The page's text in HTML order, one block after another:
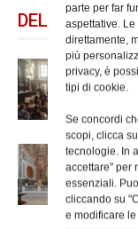
parte per far
aspettative.
direttamente,
più
privacy, è
tipi di cookie.
Se concordi
scopi, clicca
tecnologie. In
accettare" per
essenziali.
cliccando su
e modificare
DELLO
A
Il